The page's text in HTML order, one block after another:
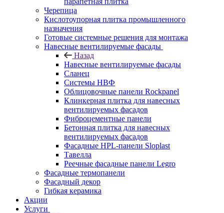
Черепица
Кислотоупорная плитка промышленного
назначения
Готовые системные решения для монтажа
Навесные вентилируемые фасады
Назад
Навесные вентилируемые фасады
Сланец
Системы НВФ
Облицовочные панели Rockpanel
Клинкерная плитка для навесных
вентилируемых фасадов
Фиброцементные панели
Бетонная плитка для навесных
вентилируемых фасадов
Фасадные HPL-панели Sloplast
Тавелла
Реечные фасадные панели Legro
Фасадные термопанели
Фасадный декор
Гибкая керамика
Акции
Услуги